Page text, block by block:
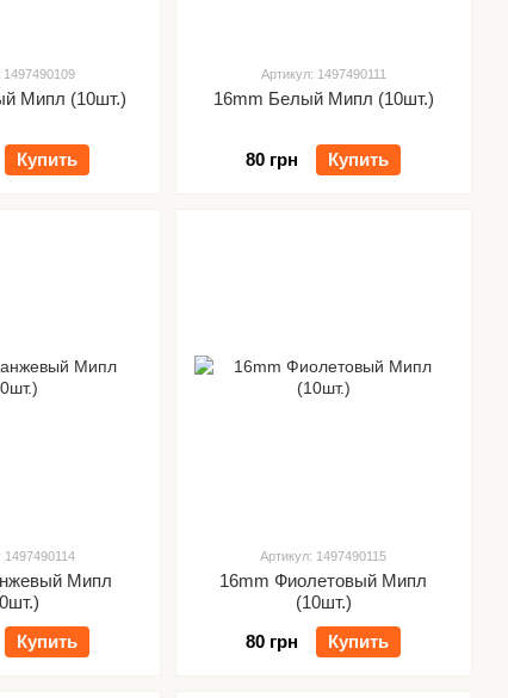
1497490109
Мипл (10шт.)
Купить
Артикул: 1497490111
16mm Белый Мипл (10шт.)
80 грн Купить
1497490114
Мипл
Купить
Артикул: 1497490115
16mm Фиолетовый Мипл
(10шт.)
80 грн
Купить